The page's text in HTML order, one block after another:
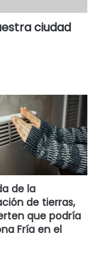
ciudad
de la
de tierras,
que podría
Fría en el